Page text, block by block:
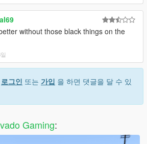
without those black things on the
로그인 또는 가입 을 하면 댓글을 달 수 있
Gaming: